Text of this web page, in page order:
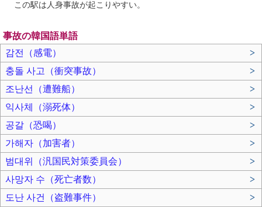
この駅は人身事故が起こりやすい。
事故の韓国語単語
감전（感電）
>
충돌 사고（衝突事故）
>
조난선（遭難船）
>
익사체（溺死体）
>
공갈（恐喝）
>
가해자（加害者）
>
범대위（汎国民対策委員会）
>
사망자 수（死亡者数）
>
도난 사건（盗難事件）
>